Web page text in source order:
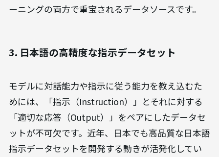
ーニングの両方で重宝されるデータソースです。
3. 日本語の高精度な指示データセット
モデルに対話能力や指示に従う能力を教え込むた
めには、「指示（Instruction）」とそれに対する
「適切な応答（Output）」をペアにしたデータセ
ットが不可欠です。近年、日本でも高品質な日本語
指示データセットを開発する動きが活発化してい